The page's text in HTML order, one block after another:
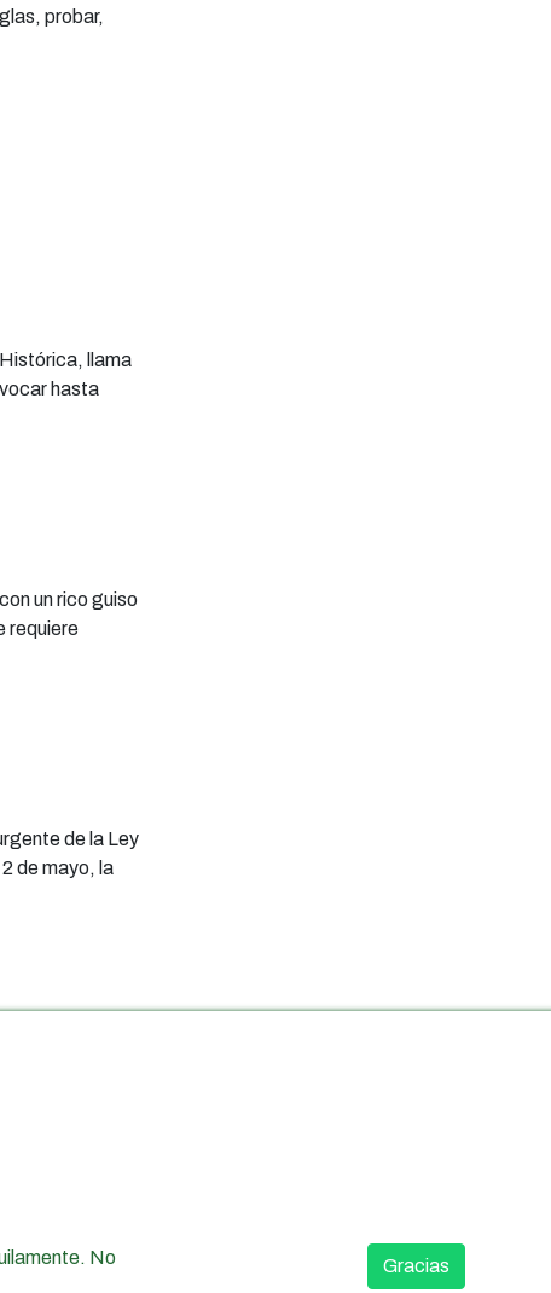
probar,
llama
hasta
un rico guiso
requiere
de la Ley
de mayo, la
No
Gracias